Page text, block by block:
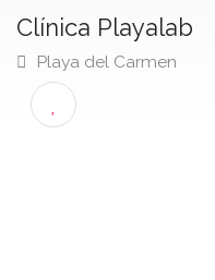
Clínica Playalab
Playa del Carmen